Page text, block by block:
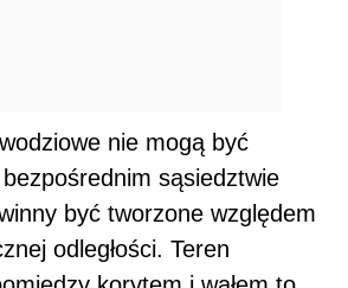
nie mogą być
sąsiedztwie
być tworzone względem
odległości. Teren